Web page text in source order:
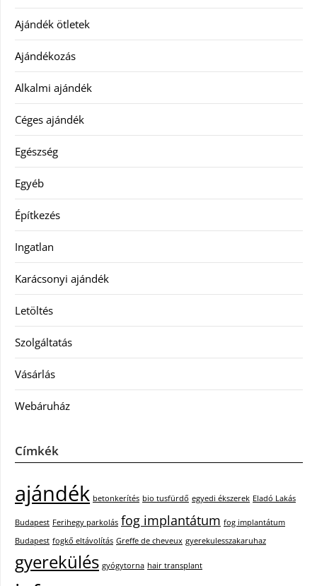
Ajándék ötletek
Ajándékozás
Alkalmi ajándék
Céges ajándék
Egészség
Egyéb
Építkezés
Ingatlan
Karácsonyi ajándék
Letöltés
Szolgáltatás
Vásárlás
Webáruház
Címkék
ajándék betonkerítés bio tusfürdő egyedi ékszerek Eladó Lakás
Budapest Ferihegy parkolás fog implantátum fog implantátum
Budapest fogkő eltávolítás Greffe de cheveux gyerekulesszakaruhaz
gyerekülés gyógytorna hair transplant